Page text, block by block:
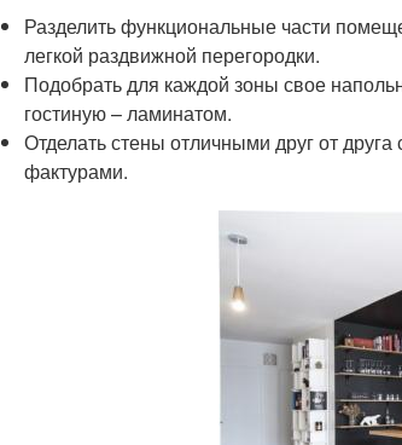
Разделить функциональные части
легкой раздвижной перегородки.
Подобрать для каждой зоны свое
гостиную – ламинатом.
Отделать стены отличными друг от
фактурами.